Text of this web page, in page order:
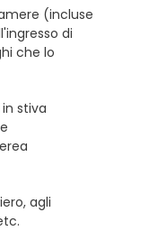
(incluse
di
che lo
stiva
agli